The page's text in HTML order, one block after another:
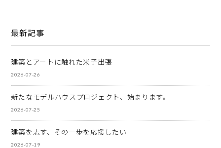
最新記事
建築とアートに触れた米子出張
2026-07-26
新たなモデルハウスプロジェクト、始まります。
2026-07-25
建築を志す、その一歩を応援したい
2026-07-19